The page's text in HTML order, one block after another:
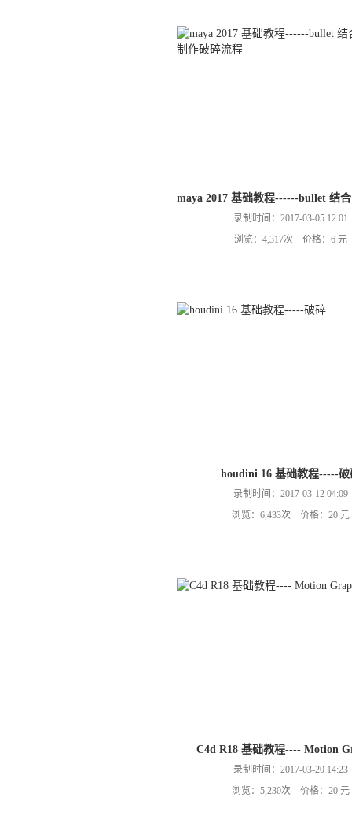
maya 2017 基础教程------bullet 结
录制时间：2017-03-05 12:01
浏览：4,317次 价格：6 元
houdini 16 基础教程-----破
录制时间：2017-03-12 04:09
浏览：6,433次 价格：20 元
C4d R18 基础教程---- Motion
录制时间：2017-03-20 14:23
浏览：5,230次 价格：20 元